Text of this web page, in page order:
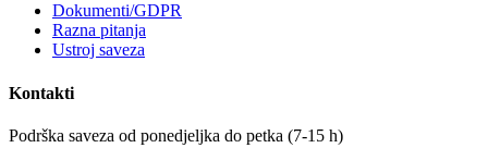
Dokumenti/GDPR
Razna pitanja
Ustroj saveza
Kontakti
Podrška saveza od ponedjeljka do petka (7-15 h)